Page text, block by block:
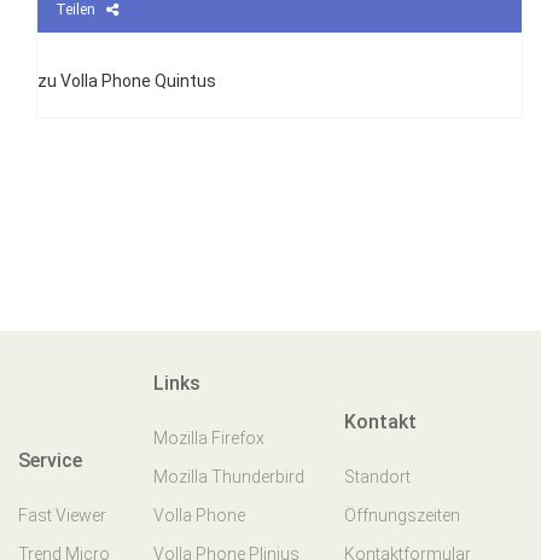
Teilen
zu Volla Phone Quintus
Service
Fast Viewer
Trend Micro
Links
Mozilla Firefox
Mozilla Thunderbird
Volla Phone
Volla Phone Plinius
Kontakt
Standort
Öffnungszeiten
Kontaktformular